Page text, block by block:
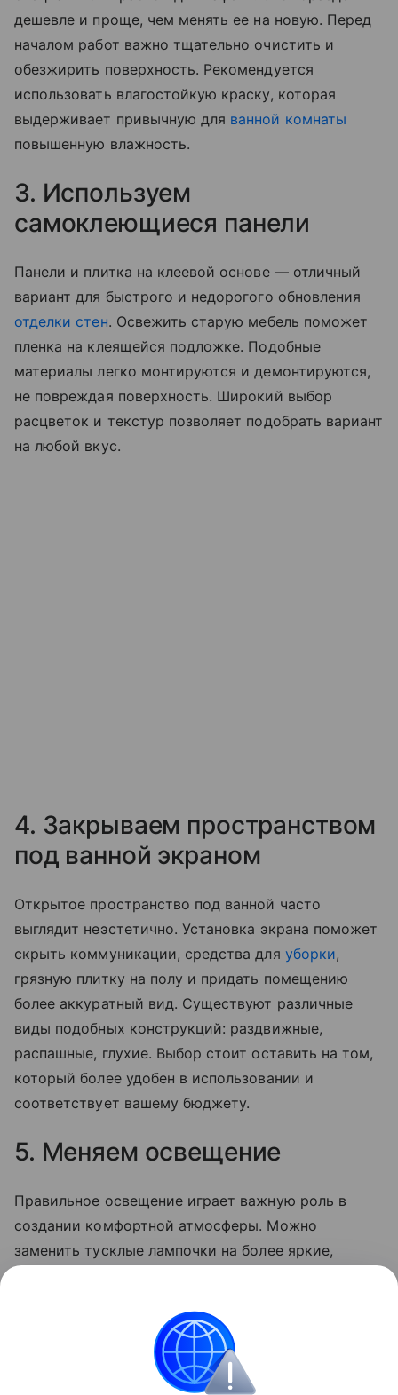
дешевле и проще, чем менять ее на новую. Перед
началом работ важно тщательно очистить и
обезжирить поверхность. Рекомендуется
использовать влагостойкую краску, которая
выдерживает привычную для ванной комнаты
повышенную влажность.
3. Используем
самоклеющиеся панели
Панели и плитка на клеевой основе — отличный
вариант для быстрого и недорогого обновления
отделки стен. Освежить старую мебель поможет
пленка на клеящейся подложке. Подобные
материалы легко монтируются и демонтируются,
не повреждая поверхность. Широкий выбор
расцветок и текстур позволяет подобрать вариант
на любой вкус.
4. Закрываем пространством
под ванной экраном
Открытое пространство под ванной часто
выглядит неэстетично. Установка экрана поможет
скрыть коммуникации, средства для уборки,
грязную плитку на полу и придать помещению
более аккуратный вид. Существуют различные
виды подобных конструкций: раздвижные,
распашные, глухие. Выбор стоит оставить на том,
который более удобен в использовании и
соответствует вашему бюджету.
5. Меняем освещение
Правильное освещение играет важную роль в
создании комфортной атмосферы. Можно
заменить тусклые лампочки на более яркие,
расширит пространство и сделает ванную более
привлекательной и удобной в использовании.